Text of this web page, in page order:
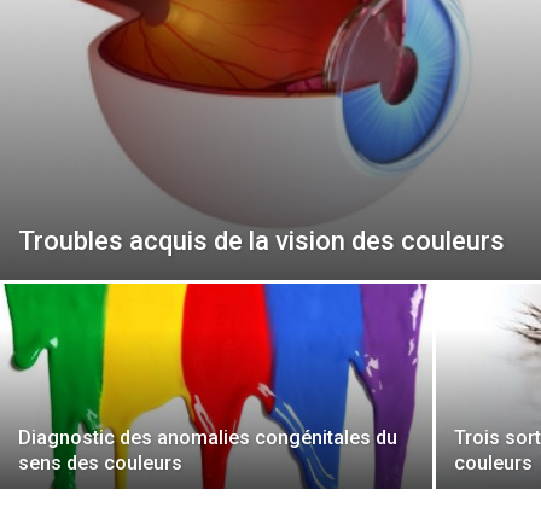
Troubles acquis de la vision des couleurs
Diagnostic des anomalies congénitales du
sens des couleurs
Trois
couleurs